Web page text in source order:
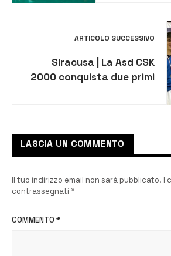
ARTICOLO SUCCESSIVO
Siracusa | La Asd CSK
2000 conquista due primi
LASCIA UN COMMENTO
Il tuo indirizzo email non sarà pubblicato. I
contrassegnati *
COMMENTO *